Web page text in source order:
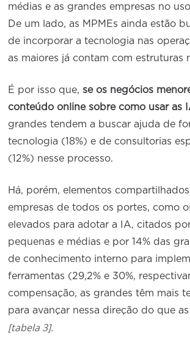
médias e as grandes empresas no
De um lado, as MPMEs ainda estão
de incorporar a tecnologia nas
as maiores já contam com estruturas
É por isso que,se os negócios
conteúdo online sobre como usar as
grandes tendem a buscar ajuda de
tecnologia (18%) e de consultorias
(12%) nesse processo.
Há, porém, elementos
empresas de todos os portes, como
elevados para adotar a IA, citados por
pequenas e médias e por 14% das
de conhecimento interno para
ferramentas (29,2% e 30%,
compensação, as grandes têm mais
para avançar nessa direção do que
[tabela 3].